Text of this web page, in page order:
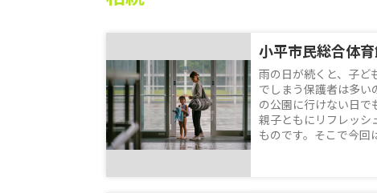
雨の日が続くと、子ど
でしまう保護者は多い
の公園に行けない日で
親子ともにリフレッシ
ものです。そこで今回